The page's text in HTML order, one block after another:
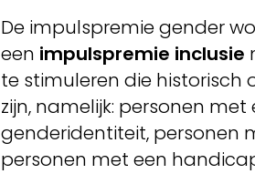
De impulspremie gender
een impulspremie inclusie
te stimuleren die
zijn, namelijk: personen
genderidentiteit, personen
personen met een